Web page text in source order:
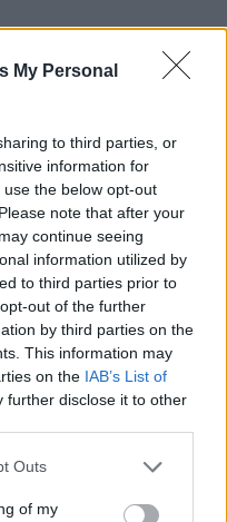
My Personal
to third parties, or
information for
the below opt-out
note that after your
continue seeing
information utilized by
to third parties prior to
out of the further
by third parties on the
This information may
on the IAB’s List of
further disclose it to other
one or more Google
You may click to
Outs
of my
; να σε χαίρονται εκεί
για να κοιμούνται οι
της φταίνε οι
γκρινιάζατε - τα
Άνοιξε τα μάτια
σου.